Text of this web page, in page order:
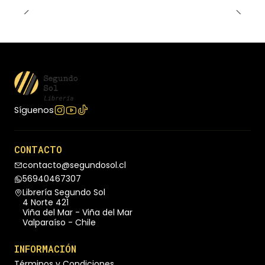
Síguenos
CONTACTO
contacto@segundosol.cl
56940467307
Librería Segundo Sol
4 Norte 421
Viña del Mar - Viña del Mar
Valparaíso - Chile
INFORMACIÓN